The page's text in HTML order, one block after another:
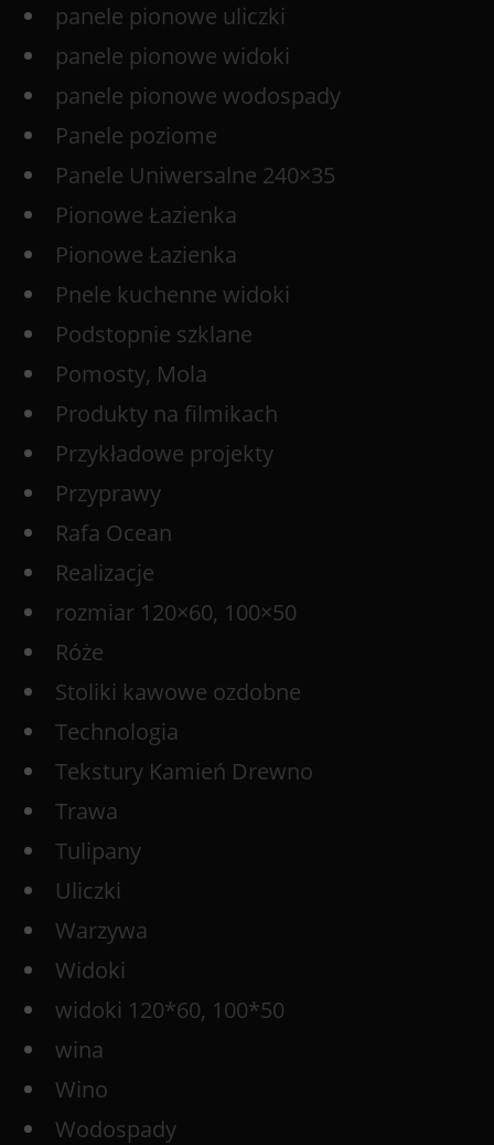
panele pionowe uliczki
panele pionowe widoki
panele pionowe wodospady
Panele poziome
Panele Uniwersalne 240×35
Pionowe Łazienka
Pionowe Łazienka
Pnele kuchenne widoki
Podstopnie szklane
Pomosty, Mola
Produkty na filmikach
Przykładowe projekty
Przyprawy
Rafa Ocean
Realizacje
rozmiar 120×60, 100×50
Róże
Stoliki kawowe ozdobne
Technologia
Tekstury Kamień Drewno
Trawa
Tulipany
Uliczki
Warzywa
Widoki
widoki 120*60, 100*50
wina
Wino
Wodospady